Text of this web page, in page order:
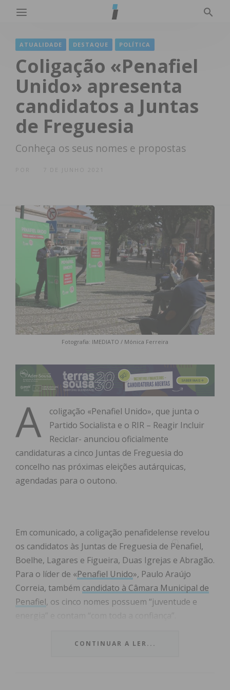
ATUALIDADE DESTAQUE POLÍTICA
Coligação «Penafiel
Unido» apresenta
candidatos a Juntas
de Freguesia
Conheça os seus nomes e propostas
7 DE JUNHO 2021
Fotografia: IMEDIATO / Mónica Ferreira
A
coligação «Penafiel Unido», que junta o
Partido Socialista e o RIR – Reagir Incluir
Reciclar- anunciou oficialmente
candidaturas a cinco Juntas de Freguesia do
concelho nas próximas eleições autárquicas,
agendadas para o outono.
Em comunicado, a coligação penafidelense revelou
os candidatos às Juntas de Freguesia de Penafiel,
Boelhe, Lagares e Figueira, Duas Igrejas e Abragão.
Para o líder de «Penafiel Unido», Paulo Araújo
Correia, também candidato à Câmara Municipal de
Penafiel, os cinco nomes possuem “juventude e
CONTINUAR A LER...